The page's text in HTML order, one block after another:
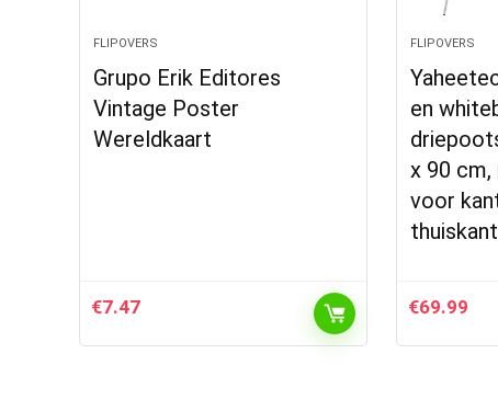
FLIPOVERS
Grupo Erik Editores
Vintage Poster
Wereldkaart
€7.47
FLIPOVERS
en
x 90
voor
€69.99